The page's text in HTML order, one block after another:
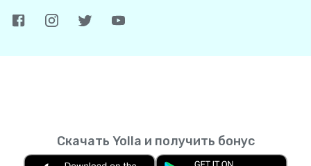
Скачать Yolla и получить бонус